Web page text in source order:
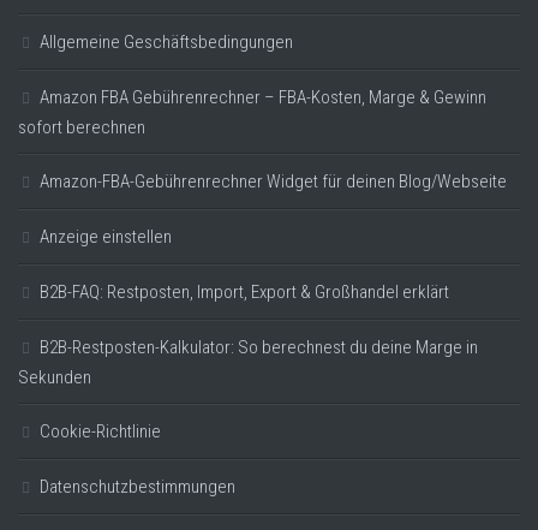
Allgemeine Geschäftsbedingungen
Amazon FBA Gebührenrechner – FBA-Kosten, Marge & Gewinn
sofort berechnen
Amazon-FBA-Gebührenrechner Widget für deinen Blog/Webseite
Anzeige einstellen
B2B-FAQ: Restposten, Import, Export & Großhandel erklärt
B2B-Restposten-Kalkulator: So berechnest du deine Marge in
Sekunden
Cookie-Richtlinie
Datenschutzbestimmungen